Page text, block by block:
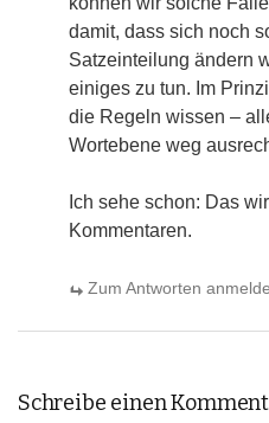
damit, dass sich noch
Satzeinteilung ändern
einiges zu tun. Im
die Regeln wissen –
Wortebene weg
Ich sehe schon: Das
Kommentaren.
Zum Antworten
Schreibe einen